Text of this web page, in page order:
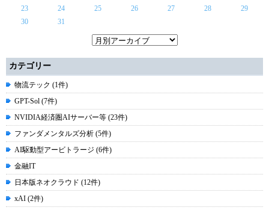
23
24 25 26 27 28
29
30
31
カテゴリー
物流テック (1件)
GPT-Sol (7件)
NVIDIA経済圏AIサーバー等 (23件)
ファンダメンタルズ分析 (5件)
AI駆動型アービトラージ (6件)
金融IT
日本版ネオクラウド (12件)
xAI (2件)